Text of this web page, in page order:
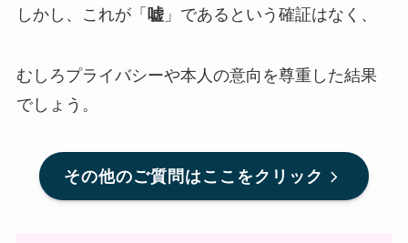
しかし、これが「 嘘」であるという確証はなく、
むしろプライバシーや本人の意向を尊重した結果
でしょう。
その他のご質問はここをクリック